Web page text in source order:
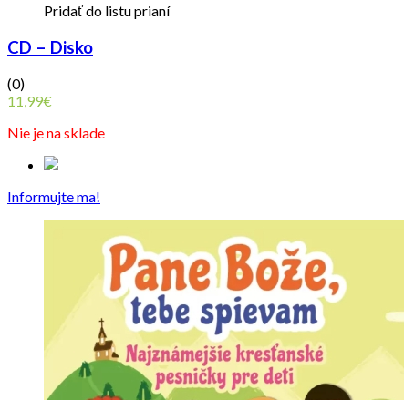
Pridať do listu prianí
CD – Disko
(0)
11,99€
Nie je na sklade
Informujte ma!